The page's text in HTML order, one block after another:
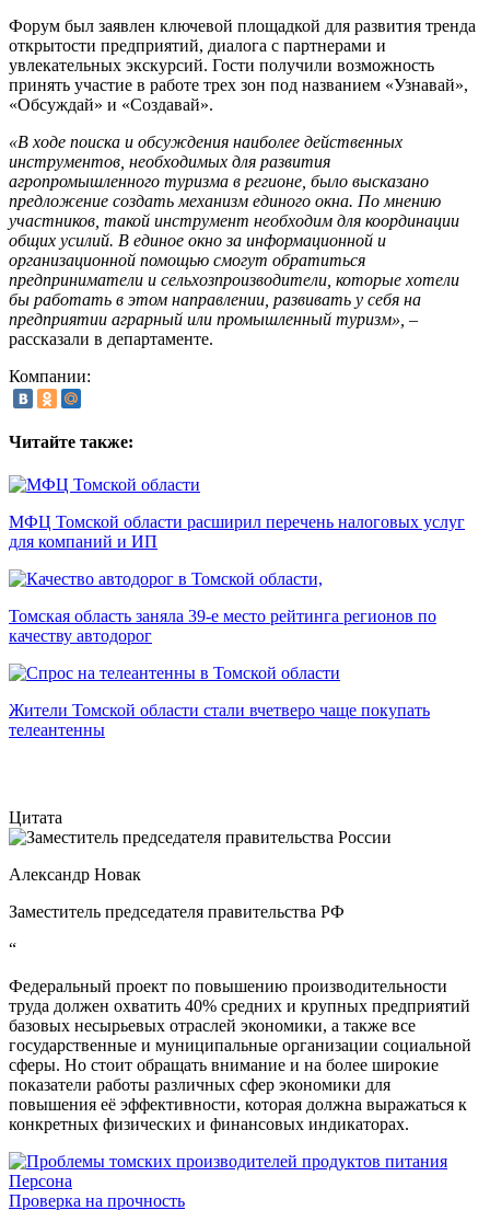
Форум был заявлен ключевой площадкой для развития тренда
открытости предприятий, диалога с партнерами и
увлекательных экскурсий. Гости получили возможность
принять участие в работе трех зон под названием «Узнавай»,
«Обсуждай» и «Создавай».
«В ходе поиска и обсуждения наиболее действенных
инструментов, необходимых для развития
агропромышленного туризма в регионе, было высказано
предложение создать механизм единого окна. По мнению
участников, такой инструмент необходим для координации
общих усилий. В единое окно за информационной и
организационной помощью смогут обратиться
предприниматели и сельхозпроизводители, которые хотели
бы работать в этом направлении, развивать у себя на
предприятии аграрный или промышленный туризм», –
рассказали в департаменте.
Компании:
Читайте также:
МФЦ Томской области расширил перечень налоговых услуг
для компаний и ИП
Томская область заняла 39-е место рейтинга регионов по
качеству автодорог
Жители Томской области стали вчетверо чаще покупать
телеантенны
Цитата
Александр Новак
Заместитель председателя правительства РФ
“
Федеральный проект по повышению производительности
труда должен охватить 40% средних и крупных предприятий
базовых несырьевых отраслей экономики, а также все
государственные и муниципальные организации социальной
сферы. Но стоит обращать внимание и на более широкие
показатели работы различных сфер экономики для
повышения её эффективности, которая должна выражаться к
конкретных физических и финансовых индикаторах.
Персона
Проверка на прочность